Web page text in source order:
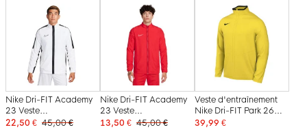
Nike Dri-FIT Academy
23 Veste
d'Entraînement Full-Zip
22,50 € 45,00 €
Nike Dri-FIT Academy
23 Veste
d'Entraînement Full-Zip
13,50 € 45,00 €
Veste d'entraînement
Nike Dri-FIT Park 26
jaune noir
39,99 €